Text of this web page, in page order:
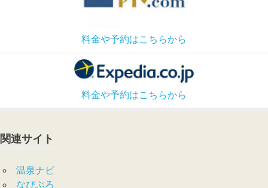
料金や予約はこちらから
料金や予約はこちらから
関連サイト
温泉ナビ
なびぶろ